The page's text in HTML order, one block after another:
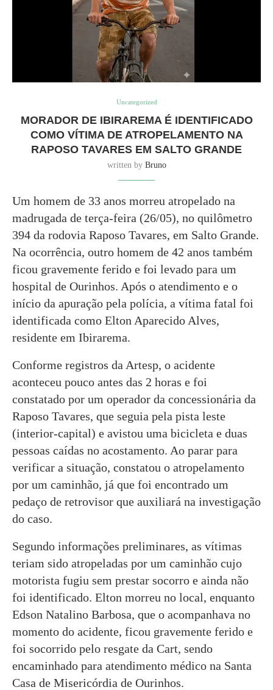
Uncategorized
MORADOR DE IBIRAREMA É IDENTIFICADO
COMO VÍTIMA DE ATROPELAMENTO NA
RAPOSO TAVARES EM SALTO GRANDE
written by Bruno
Um homem de 33 anos morreu atropelado na
madrugada de terça-feira (26/05), no quilômetro
394 da rodovia Raposo Tavares, em Salto Grande.
Na ocorrência, outro homem de 42 anos também
ficou gravemente ferido e foi levado para um
hospital de Ourinhos. Após o atendimento e o
início da apuração pela polícia, a vítima fatal foi
identificada como Elton Aparecido Alves,
residente em Ibirarema.
Conforme registros da Artesp, o acidente
aconteceu pouco antes das 2 horas e foi
constatado por um operador da concessionária da
Raposo Tavares, que seguia pela pista leste
(interior-capital) e avistou uma bicicleta e duas
pessoas caídas no acostamento. Ao parar para
verificar a situação, constatou o atropelamento
por um caminhão, já que foi encontrado um
pedaço de retrovisor que auxiliará na investigação
do caso.
Segundo informações preliminares, as vítimas
teriam sido atropeladas por um caminhão cujo
motorista fugiu sem prestar socorro e ainda não
foi identificado. Elton morreu no local, enquanto
Edson Natalino Barbosa, que o acompanhava no
momento do acidente, ficou gravemente ferido e
foi socorrido pelo resgate da Cart, sendo
encaminhado para atendimento médico na Santa
Casa de Misericórdia de Ourinhos.